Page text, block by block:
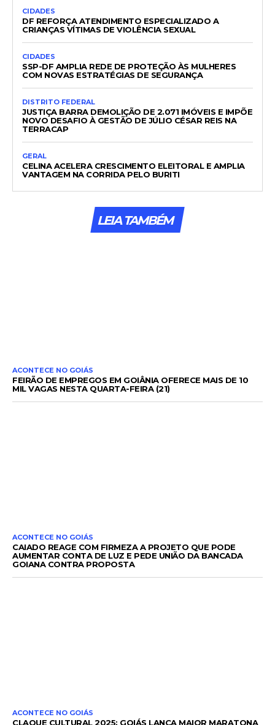
CIDADES
DF REFORÇA ATENDIMENTO ESPECIALIZADO A
CRIANÇAS VÍTIMAS DE VIOLÊNCIA SEXUAL
CIDADES
SSP-DF AMPLIA REDE DE PROTEÇÃO ÀS MULHERES
COM NOVAS ESTRATÉGIAS DE SEGURANÇA
DISTRITO FEDERAL
JUSTIÇA BARRA DEMOLIÇÃO DE 2.071 IMÓVEIS E IMPÕE
NOVO DESAFIO À GESTÃO DE JÚLIO CÉSAR REIS NA
TERRACAP
GERAL
CELINA ACELERA CRESCIMENTO ELEITORAL E AMPLIA
VANTAGEM NA CORRIDA PELO BURITI
LEIA TAMBÉM
ACONTECE NO GOIÁS
FEIRÃO DE EMPREGOS EM GOIÂNIA OFERECE MAIS DE 10
MIL VAGAS NESTA QUARTA-FEIRA (21)
ACONTECE NO GOIÁS
CAIADO REAGE COM FIRMEZA A PROJETO QUE PODE
AUMENTAR CONTA DE LUZ E PEDE UNIÃO DA BANCADA
GOIANA CONTRA PROPOSTA
ACONTECE NO GOIÁS
CLAQUE CULTURAL 2025: GOIÁS LANÇA MAIOR MARATONA